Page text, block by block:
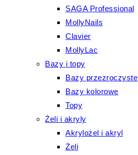
SAGA Professional
MollyNails
Clavier
MollyLac
Bazy i topy
Bazy przezroczyste
Bazy kolorowe
Topy
Żeli i akryly
Akrylożel i akryl
Żeli